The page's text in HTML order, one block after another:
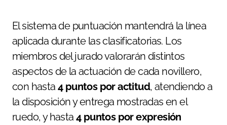
El sistema de puntuación mantendrá la línea
aplicada durante las clasificatorias. Los
miembros del jurado valorarán distintos
aspectos de la actuación de cada novillero,
con hasta4 puntos por actitud, atendiendo a
la disposición y entrega mostradas en el
ruedo, y hasta4 puntos por expresión